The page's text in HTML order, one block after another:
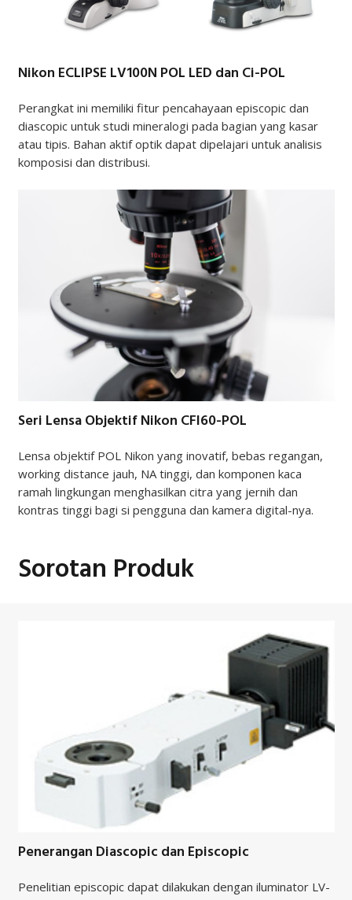
Nikon ECLIPSE LV100N POL LED dan Ci-POL
Perangkat ini memiliki fitur pencahayaan episcopic dan
diascopic untuk studi mineralogi pada bagian yang kasar
atau tipis. Bahan aktif optik dapat dipelajari untuk analisis
komposisi dan distribusi.
Seri Lensa Objektif Nikon CFI60-POL
Lensa objektif POL Nikon yang inovatif, bebas regangan,
working distance jauh, NA tinggi, dan komponen kaca
ramah lingkungan menghasilkan citra yang jernih dan
kontras tinggi bagi si pengguna dan kamera digital-nya.
Sorotan Produk
Penerangan Diascopic dan Episcopic
Penelitian episcopic dapat dilakukan dengan iluminator LV-